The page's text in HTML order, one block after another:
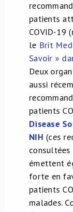
patients
COVID-19
le Brit Med
Savoir »
Deux
aussi
patients
Disease
NIH (ces
consultées
émettent
forte en
patients
malades.